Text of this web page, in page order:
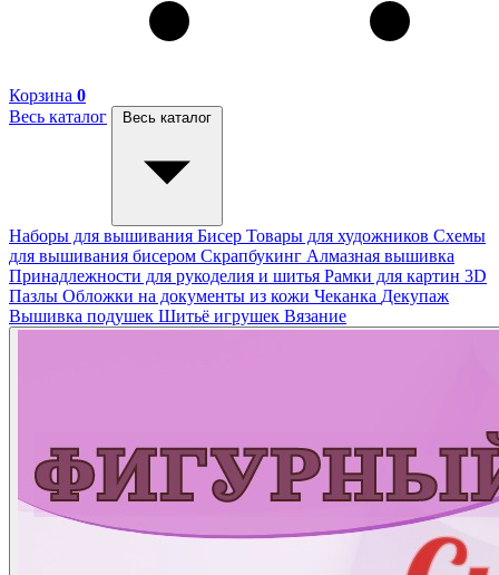
Корзина 0
Весь каталог
Весь каталог
Наборы для вышивания Бисер Товары для художников Схемы
для вышивания бисером Скрапбукинг Алмазная вышивка
Принадлежности для рукоделия и шитья Рамки для картин 3D
Пазлы Обложки на документы из кожи Чеканка Декупаж
Вышивка подушек Шитьё игрушек Вязание